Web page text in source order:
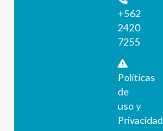
+562
2420
7255
Políticas
de
uso y
Privacidad